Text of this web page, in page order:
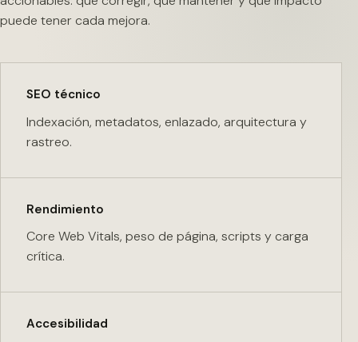
puede tener cada mejora.
SEO técnico
Indexación, metadatos, enlazado, arquitectura y
rastreo.
Rendimiento
Core Web Vitals, peso de página, scripts y carga
crítica.
Accesibilidad